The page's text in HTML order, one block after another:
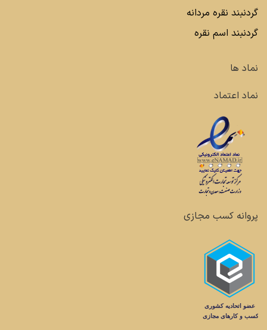
گردنبند نقره مردانه
گردنبند اسم نقره
نماد ها
نماد اعتماد
پروانه کسب مجازی